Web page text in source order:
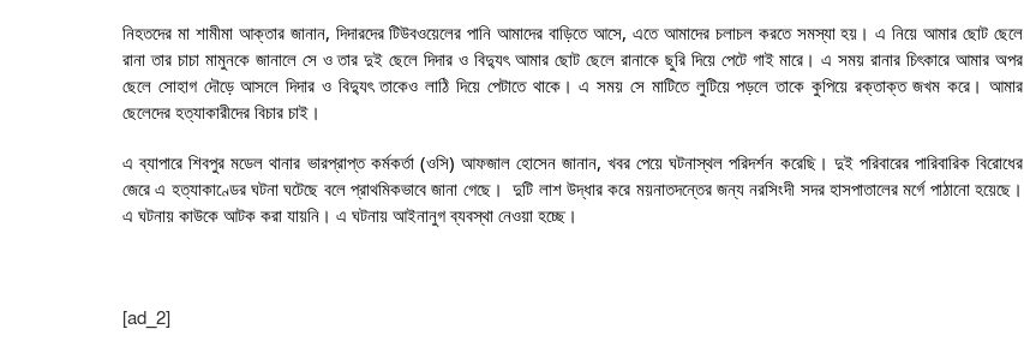
নিহতদের মা শামীমা আক্তার জানান, দিদারদের টিউবওয়েলের পানি আমাদের বাড়িতে আসে, এতে আমাদের চলাচল করতে সমস্যা হয়। এ নিয়ে আমার ছোট ছেলে
রানা তার চাচা মামুনকে জানালে সে ও তার দুই ছেলে দিদার ও বিদ্যুৎ আমার ছোট ছেলে রানাকে ছুরি দিয়ে পেটে গাই মারে। এ সময় রানার চিৎকারে আমার অপর
ছেলে সোহাগ দৌড়ে আসলে দিদার ও বিদ্যুৎ তাকেও লাঠি দিয়ে পেটাতে থাকে। এ সময় সে মাটিতে লুটিয়ে পড়লে তাকে কুপিয়ে রক্তাক্ত জখম করে। আমার
ছেলেদের হত্যাকারীদের বিচার চাই।
এ ব্যাপারে শিবপুর মডেল থানার ভারপ্রাপ্ত কর্মকর্তা (ওসি) আফজাল হোসেন জানান, খবর পেয়ে ঘটনাস্থল পরিদর্শন করেছি। দুই পরিবারের পারিবারিক বিরোধের
জেরে এ হত্যাকাণ্ডের ঘটনা ঘটেছে বলে প্রাথমিকভাবে জানা গেছে। দুটি লাশ উদ্ধার করে ময়নাতদন্তের জন্য নরসিংদী সদর হাসপাতালের মর্গে পাঠানো হয়েছে।
এ ঘটনায় কাউকে আটক করা যায়নি। এ ঘটনায় আইনানুগ ব্যবস্থা নেওয়া হচ্ছে।
[ad_2]